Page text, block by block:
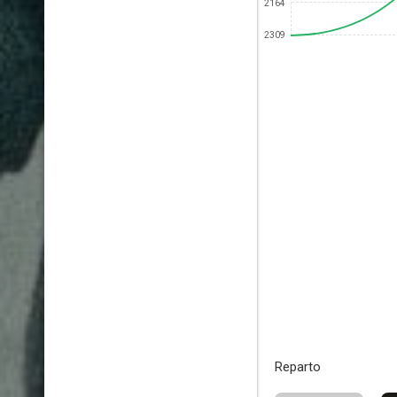
2164
2309
Reparto